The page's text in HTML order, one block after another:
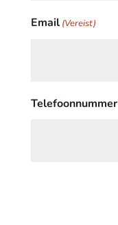
Email (Vereist)
Telefoonnummer